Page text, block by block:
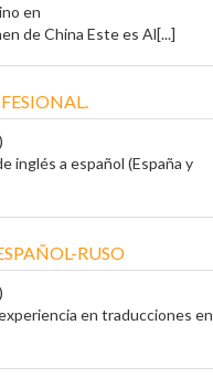
en
de China Este es Al[...]
inglés a español (España y
RUSO
en traducciones en